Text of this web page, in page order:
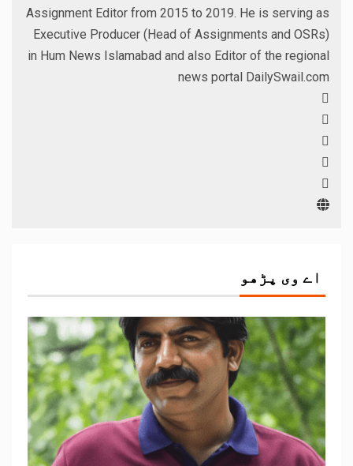
Assignment Editor from 2015 to 2019. He is serving as
Executive Producer (Head of Assignments and OSRs)
in Hum News Islamabad and also Editor of the regional
news portal DailySwail.com
اے وی پڑھو